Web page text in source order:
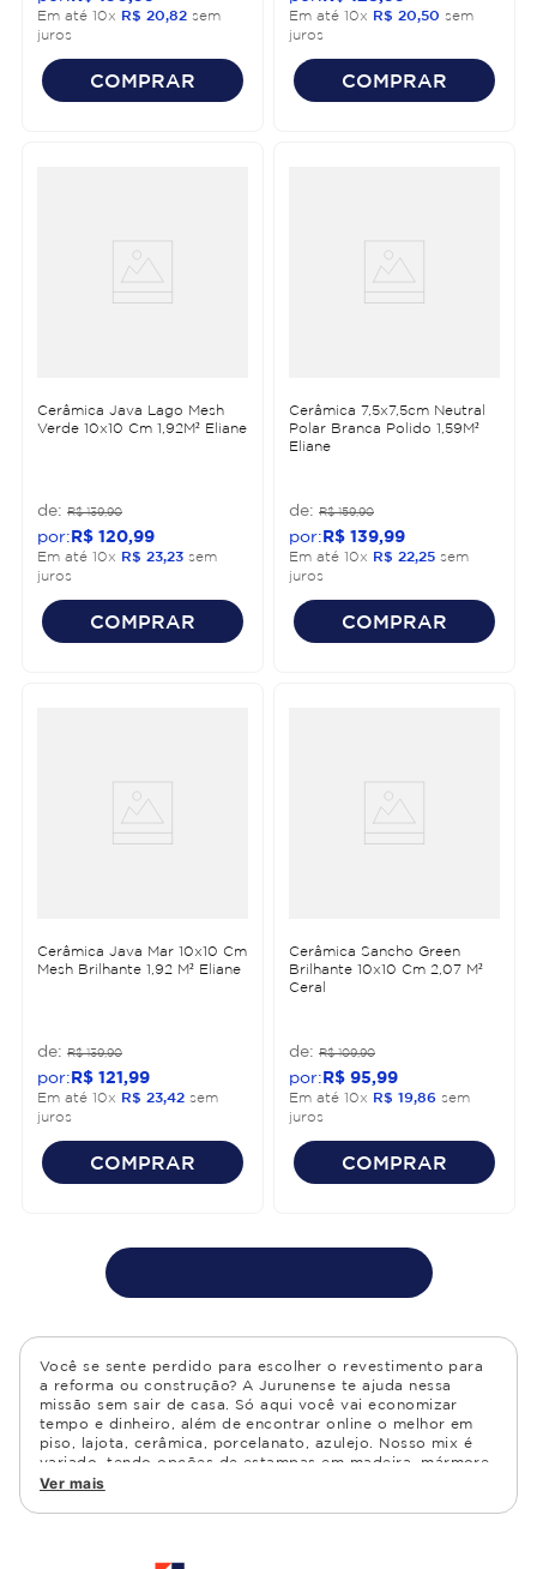
Em até 10x R$ 20 82 sem
juros
COMPRAR
Em até 10x R$ 20 50 sem
juros
COMPRAR
Cerâmica Java Lago Mesh
Verde 10x10 Cm 1,92M² Eliane
R$ 139,90
R$ 120 99
Em até 10x R$ 23 23 sem
juros
COMPRAR
Cerâmica 7,5x7,5cm Neutral
Polar Branca Polido 1,59M²
Eliane
R$ 159,90
R$ 139 99
Em até 10x R$ 22 25 sem
juros
COMPRAR
Cerâmica Java Mar 10x10 Cm
Mesh Brilhante 1,92 M² Eliane
R$ 139,90
R$ 121 99
Em até 10x R$ 23 42 sem
juros
COMPRAR
Cerâmica Sancho Green
Brilhante 10x10 Cm 2,07 M²
Ceral
R$ 109,90
R$ 95 99
Em até 10x R$ 19 86 sem
juros
COMPRAR
Você se sente perdido para escolher o revestimento para
a reforma ou construção? A Jurunense te ajuda nessa
missão sem sair de casa. Só aqui você vai economizar
tempo e dinheiro, além de encontrar online o melhor em
piso, lajota, cerâmica, porcelanato, azulejo. Nosso mix é
variado, tendo opções de estampas em madeira, mármore,
granito, cimento, geométrico, e muito mais Confira as
cozinha, quarto, sala de estar.
Ver mais